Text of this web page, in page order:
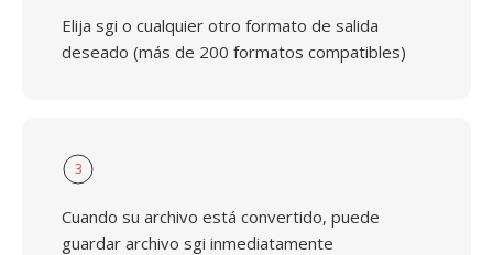
Elija sgi o cualquier otro formato de salida
deseado (más de 200 formatos compatibles)
3
Cuando su archivo está convertido, puede
guardar archivo sgi inmediatamente